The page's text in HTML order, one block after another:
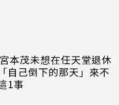
本茂未想在任天堂退休
自己倒下的那天」來不
1事